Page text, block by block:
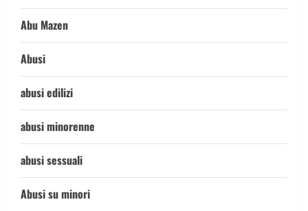
Abu Mazen
Abusi
abusi edilizi
abusi minorenne
abusi sessuali
Abusi su minori